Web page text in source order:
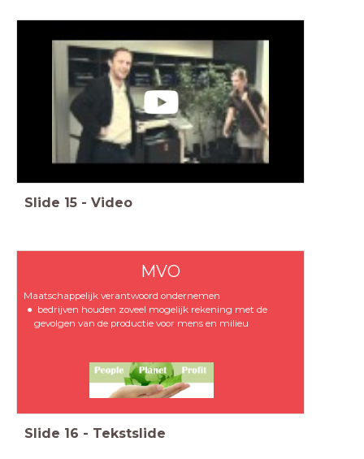
Slide 15 - Video
MVO
Maatschappelijk verantwoord ondernemen
bedrijven houden zoveel mogelijk rekening met de
gevolgen van de productie voor mens en milieu
Slide 16 - Tekstslide